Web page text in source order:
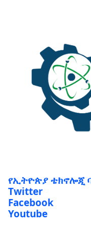
Twitter
Facebook
Youtube